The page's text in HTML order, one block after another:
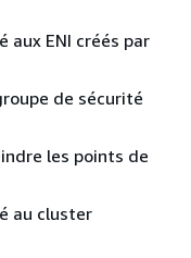
aux ENI créés par
de sécurité
les points de
au cluster